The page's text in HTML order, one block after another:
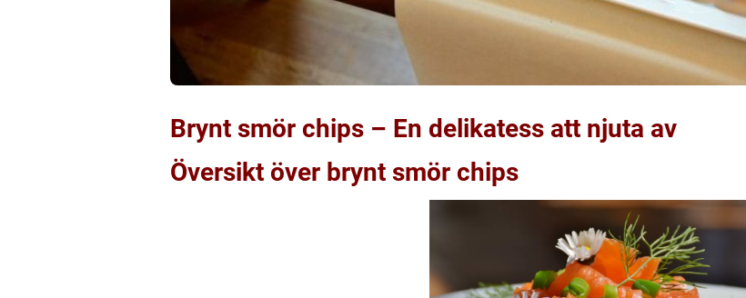
Brynt smör chips – En delikatess att njuta av
Översikt över brynt smör chips